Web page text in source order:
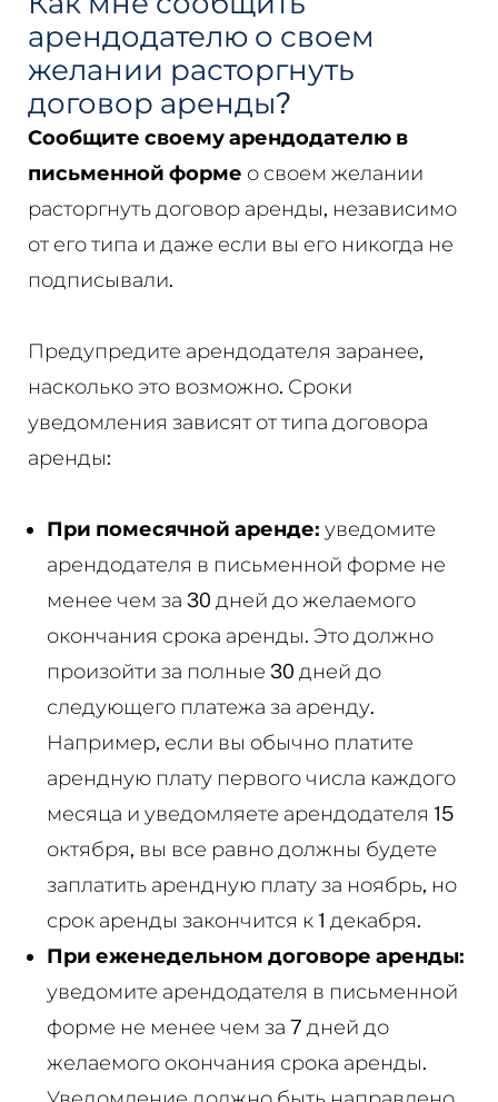
арендодателю о своем
желании расторгнуть
договор аренды?
Сообщите своему арендодателю в
письменной форме о своем желании
расторгнуть договор аренды, независимо
от его типа и даже если вы его никогда не
подписывали.
Предупредите арендодателя заранее,
насколько это возможно. Сроки
уведомления зависят от типа договора
аренды:
При помесячной аренде: уведомите
арендодателя в письменной форме не
менее чем за 30 дней до желаемого
окончания срока аренды. Это должно
произойти за полные 30 дней до
следующего платежа за аренду.
Например, если вы обычно платите
арендную плату первого числа каждого
месяца и уведомляете арендодателя 15
октября, вы все равно должны будете
заплатить арендную плату за ноябрь, но
срок аренды закончится к 1 декабря.
При еженедельном договоре аренды:
уведомите арендодателя в письменной
форме не менее чем за 7 дней до
желаемого окончания срока аренды.